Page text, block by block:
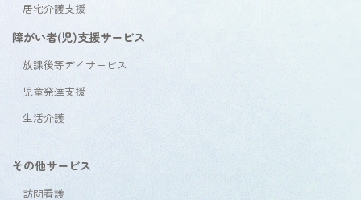
居宅介護支援
障がい者(児)支援サービス
放課後等デイサービス
児童発達支援
生活介護
その他サービス
訪問看護